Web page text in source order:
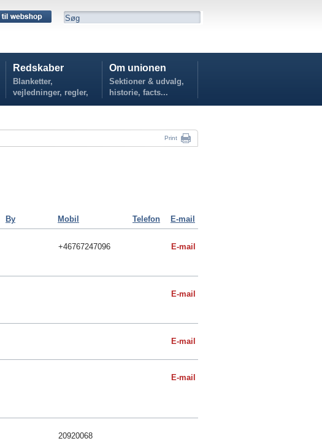
Redskaber
Blanketter,
vejledninger, regler,
politikker...
Om unionen
Sektioner & udvalg,
historie, facts...
Print
By Mobil Telefon E-mail
+46767247096 E-mail
E-mail
E-mail
E-mail
20920068